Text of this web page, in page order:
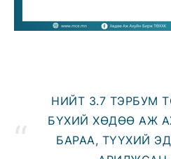
НИЙТ 3.7 ТЭРБУМ
БҮХИЙ ХӨДӨӨ АЖ
БАРАА, ТҮҮХИЙ